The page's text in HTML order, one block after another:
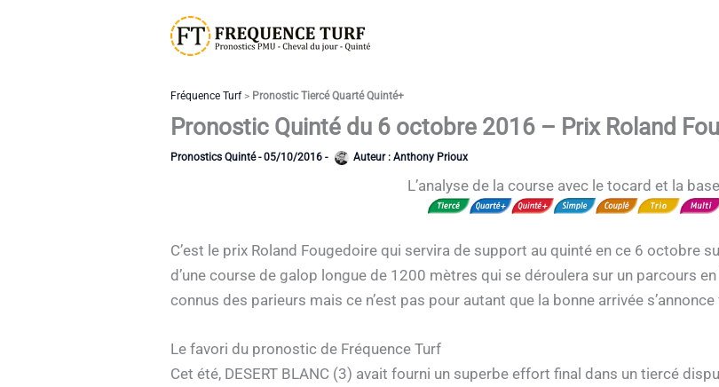
Fréquence Turf> Pronostic Tiercé Quarté Quinté+
Pronostic Quinté du 6 octobre 2016 – Prix Roland
Pronostics Quinté-05/10/2016 - Auteur : Anthony Prioux
L’analyse de la course avec le tocard et la
C’est le prix Roland Fougedoire qui servira de support au quinté en ce 6 octobre
d’une course de galop longue de 1200 mètres qui se déroulera sur un parcours
connus des parieurs mais ce n’est pas pour autant que la bonne arrivée
Le favori du pronostic de Fréquence Turf
Cet été, DESERT BLANC (3) avait fourni un superbe effort final dans un tiercé